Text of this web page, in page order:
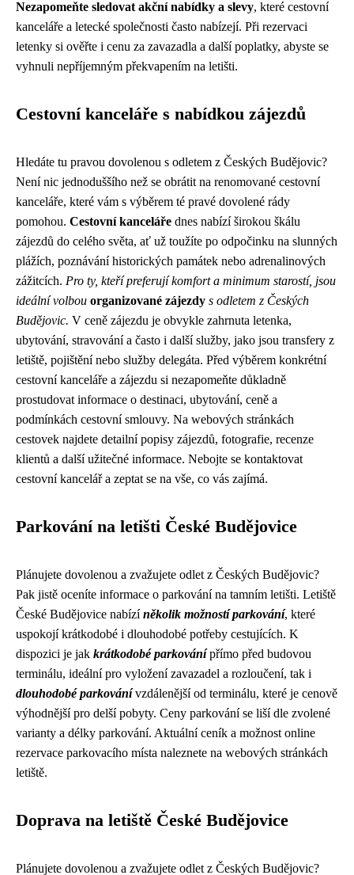
Nezapomeňte sledovat akční nabídky a slevy, které cestovní
kanceláře a letecké společnosti často nabízejí. Při rezervaci
letenky si ověřte i cenu za zavazadla a další poplatky, abyste se
vyhnuli nepříjemným překvapením na letišti.
Cestovní kanceláře s nabídkou zájezdů
Hledáte tu pravou dovolenou s odletem z Českých Budějovic?
Není nic jednoduššího než se obrátit na renomované cestovní
kanceláře, které vám s výběrem té pravé dovolené rády
pomohou. Cestovní kanceláře dnes nabízí širokou škálu
zájezdů do celého světa, ať už toužíte po odpočinku na slunných
plážích, poznávání historických památek nebo adrenalinových
zážitcích. Pro ty, kteří preferují komfort a minimum starostí, jsou
ideální volbou organizované zájezdy s odletem z Českých
Budějovic. V ceně zájezdu je obvykle zahrnuta letenka,
ubytování, stravování a často i další služby, jako jsou transfery z
letiště, pojištění nebo služby delegáta. Před výběrem konkrétní
cestovní kanceláře a zájezdu si nezapomeňte důkladně
prostudovat informace o destinaci, ubytování, ceně a
podmínkách cestovní smlouvy. Na webových stránkách
cestovek najdete detailní popisy zájezdů, fotografie, recenze
klientů a další užitečné informace. Nebojte se kontaktovat
cestovní kancelář a zeptat se na vše, co vás zajímá.
Parkování na letišti České Budějovice
Plánujete dovolenou a zvažujete odlet z Českých Budějovic?
Pak jistě oceníte informace o parkování na tamním letišti. Letiště
České Budějovice nabízíněkolik možností parkování, které
uspokojí krátkodobé i dlouhodobé potřeby cestujících. K
dispozici je jak krátkodobé parkovánípřímo před budovou
terminálu, ideální pro vyložení zavazadel a rozloučení, tak i
dlouhodobé parkovánívzdálenější od terminálu, které je cenově
výhodnější pro delší pobyty. Ceny parkování se liší dle zvolené
varianty a délky parkování. Aktuální ceník a možnost online
rezervace parkovacího místa naleznete na webových stránkách
letiště.
Doprava na letiště České Budějovice
Plánujete dovolenou a zvažujete odlet z Českých Budějovic?